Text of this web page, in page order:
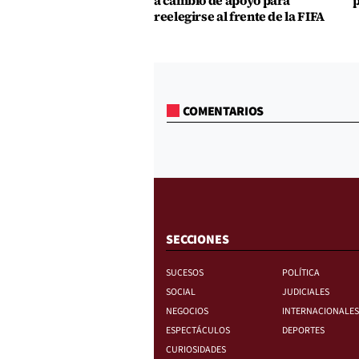
reelegirse al frente de la FIFA
COMENTARIOS
SECCIONES
SUCESOS
POLÍTICA
SOCIAL
JUDICIALES
NEGOCIOS
INTERNACIONALES
ESPECTÁCULOS
DEPORTES
CURIOSIDADES